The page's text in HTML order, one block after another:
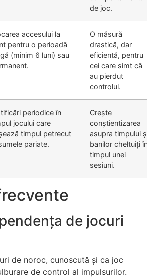
de joc.
accesului la
pentru o perioadă
(minim 6 luni) sau
O măsură
drastică, dar
eficientă, pentru
cei care simt că
au pierdut
controlul.
periodice în
jocului care
timpul petrecut
pariate.
Crește
conștientizarea
asupra timpului
banilor cheltuiți
timpul unei
sesiuni.
de jocuri
de noroc, cunoscută și ca joc
de control al impulsurilor.